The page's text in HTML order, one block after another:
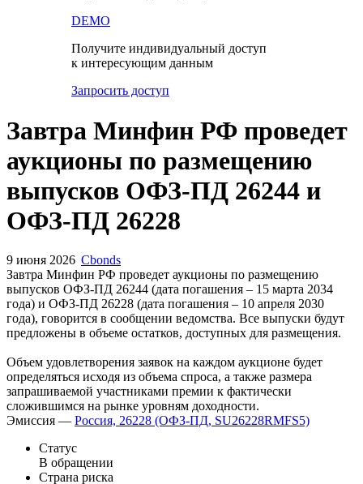
в публичном демо-доступе
к интересующим данным
Запросить доступ
Завтра Минфин РФ проведет
аукционы по размещению
ОФЗ-ПД 26228
9 июня 2026 Cbonds
Завтра Минфин РФ проведет аукционы по размещению
года) и ОФЗ-ПД 26228 (дата погашения – 10 апреля 2030
года), говорится в сообщении ведомства. Все выпуски будут
предложены в объеме остатков, доступных для размещения.
Объем удовлетворения заявок на каждом аукционе будет
запрашиваемой участниками премии к фактически
сложившимся на рынке уровням доходности.
Эмиссия —Россия, 26228 (ОФЗ-ПД, SU26228RMFS5)